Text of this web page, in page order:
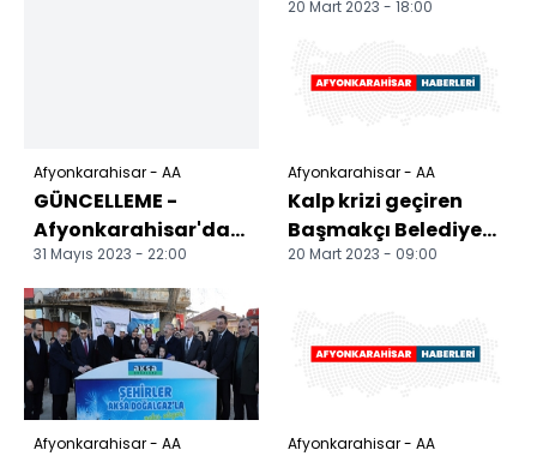
Afyonkarahisar - AA
GÜNCELLEME -
Afyonkarahisar'da
sağanak etkili oldu
31 Mayıs 2023 - 22:00
Başmakçı Belediye
Gönüllü hay...
20 Mart 2023 - 18:00
Afyonkarahisar - AA
Kalp krizi geçiren
Başmakçı Belediye
Başkanı Ayhan
20 Mart 2023 - 09:00
Afyonkarahisar - AA Afyonkarahisar - AA